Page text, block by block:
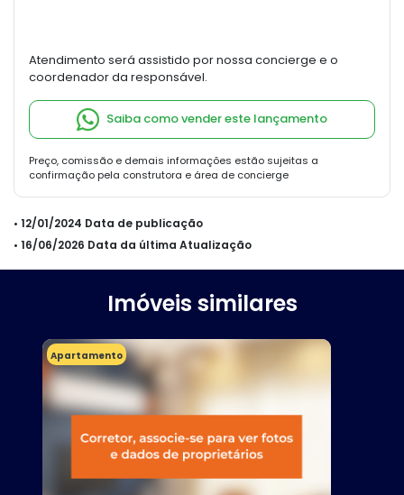
Atendimento será assistido por nossa concierge e o
coordenador da responsável.
Saiba como vender este lançamento
Preço, comissão e demais informações estão sujeitas a
confirmação pela construtora e área de concierge
• 12/01/2024 Data de publicação
• 16/06/2026 Data da última Atualização
Imóveis similares
Apartamento